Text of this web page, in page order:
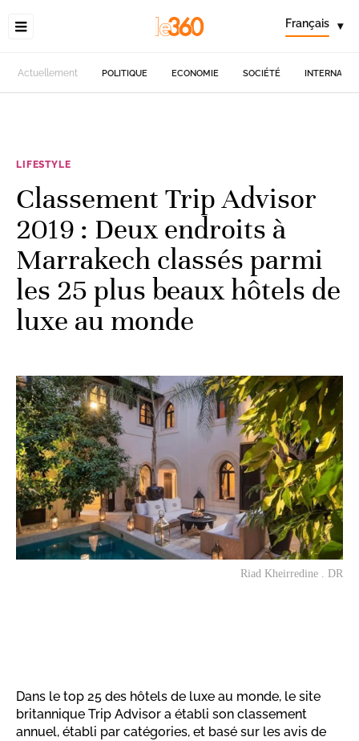
Français ▾
Actuellement POLITIQUE ECONOMIE SOCIÉTÉ
LIFESTYLE
Classement Trip Advisor
2019 : Deux endroits à
Marrakech classés parmi
les 25 plus beaux hôtels de
luxe au monde
Riad Kheirredine . DR
Dans le top 25 des hôtels de luxe au monde, le site
britannique Trip Advisor a établi son classement
annuel, établi par catégories, et basé sur les avis de